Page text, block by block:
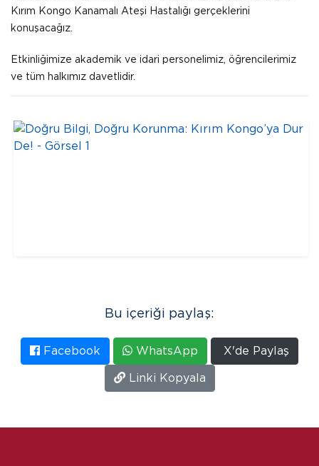
Kırım Kongo Kanamalı Ateşi Hastalığı gerçeklerini
konuşacağız.
Etkinliğimize akademik ve idari personelimiz, öğrencilerimiz
ve tüm halkımız davetlidir.
Bu içeriği paylaş:
Facebook WhatsApp
X'de Paylaş
Linki Kopyala